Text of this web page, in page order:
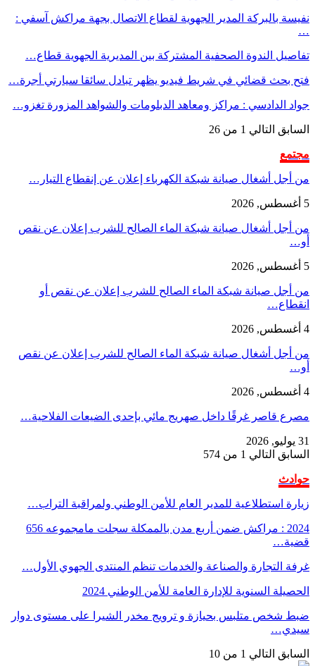
نفيسة بالبركة المدير الجهوية لقطاع الاتصال بجهة مراكش آسفي :
…
تفاصيل الندوة الصحفية المشتركة بين المديرية الجهوية قطاع…
فتح بحث قضائي في شريط فيديو يظهر تبادل سائقا سيارتي أجرة…
جواد الدادسي : مراكز ومعاهد الدبلومات والشواهد المزورة تغزو…
السابق التالي 1 من 26
مجتمع
من أجل أشغال صيانة شبكة الكهرباء إعلان عن إنقطاع التيار…
5 أغسطس, 2026
من أجل أشغال صيانة شبكة الماء الصالح للشرب إعلان عن نقص
أو…
5 أغسطس, 2026
من أجل صيانة شبكة الماء الصالح للشرب إعلان عن نقص أو
انقطاع…
4 أغسطس, 2026
من أجل أشغال صيانة شبكة الماء الصالح للشرب إعلان عن نقص
أو…
4 أغسطس, 2026
مصرع قاصر غرقًا داخل صهريج مائي بإحدى الضيعات الفلاحية…
31 يوليو, 2026
السابق التالي 1 من 574
حوادث
زيارة استطلاعية للمدير العام للأمن الوطني ولمراقبة التراب…
2024 : مراكش ضمن أربع مدن بالممكلة سجلت مامجموعه 656
قضية…
غرفة التجارة والصناعة والخدمات تنظم المنتدى الجهوي الأول…
الحصيلة السنوية للإدارة العامة للأمن الوطني 2024
ضبط شخص متلبس بحيازة و ترويج مخدر الشيرا على مستوى دوار
سيدي…
السابق التالي 1 من 10